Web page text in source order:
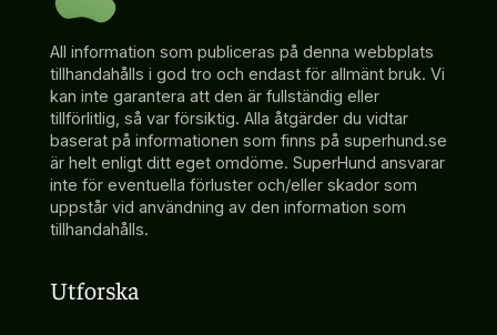
All information som publiceras på denna webbplats
tillhandahålls i god tro och endast för allmänt bruk. Vi
kan inte garantera att den är fullständig eller
tillförlitlig, så var försiktig. Alla åtgärder du vidtar
baserat på informationen som finns på superhund.se
är helt enligt ditt eget omdöme. SuperHund ansvarar
inte för eventuella förluster och/eller skador som
uppstår vid användning av den information som
tillhandahålls.
Utforska